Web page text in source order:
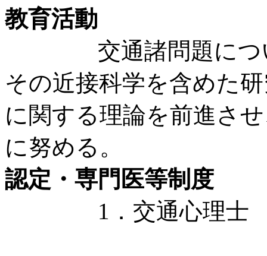
教育活動
交通諸問題につい
その近接科学を含めた
に関する理論を前進さ
に努める。
認定・専門医等制度
1．交通心理士